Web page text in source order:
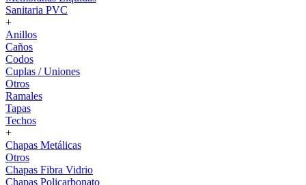
Sanitaria PVC
+
Anillos
Caños
Codos
Cuplas / Uniones
Otros
Ramales
Tapas
Techos
+
Chapas Metálicas
Otros
Chapas Fibra Vidrio
Chapas Policarbonato